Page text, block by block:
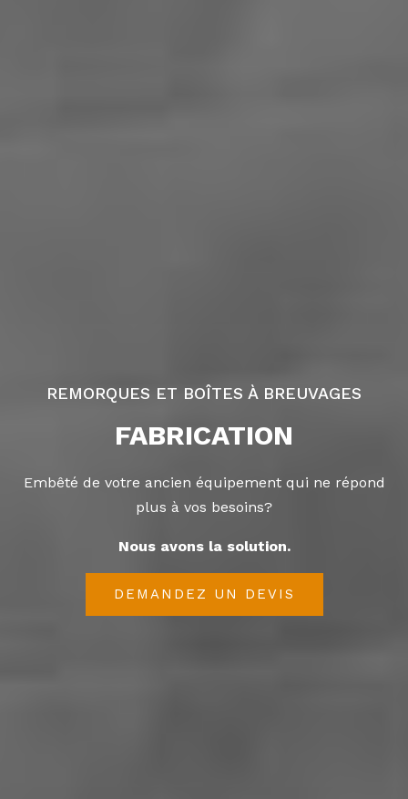
REMORQUES ET BOÎTES À BREUVAGES
FABRICATION
Embêté de votre ancien équipement qui ne répond
plus à vos besoins?
Nous avons la solution.
DEMANDEZ UN DEVIS